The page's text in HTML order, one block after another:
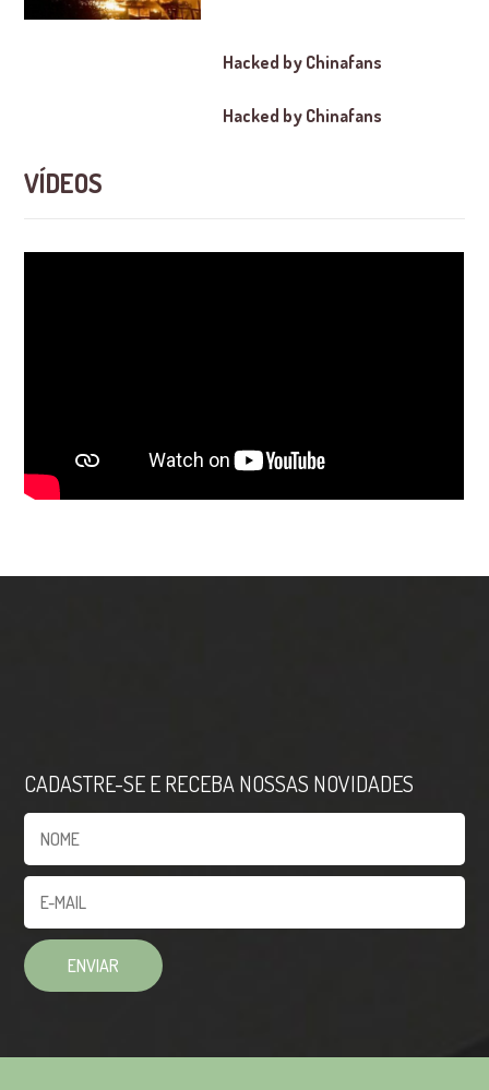
Hacked by Chinafans
Hacked by Chinafans
VÍDEOS
CADASTRE-SE E RECEBA NOSSAS NOVIDADES